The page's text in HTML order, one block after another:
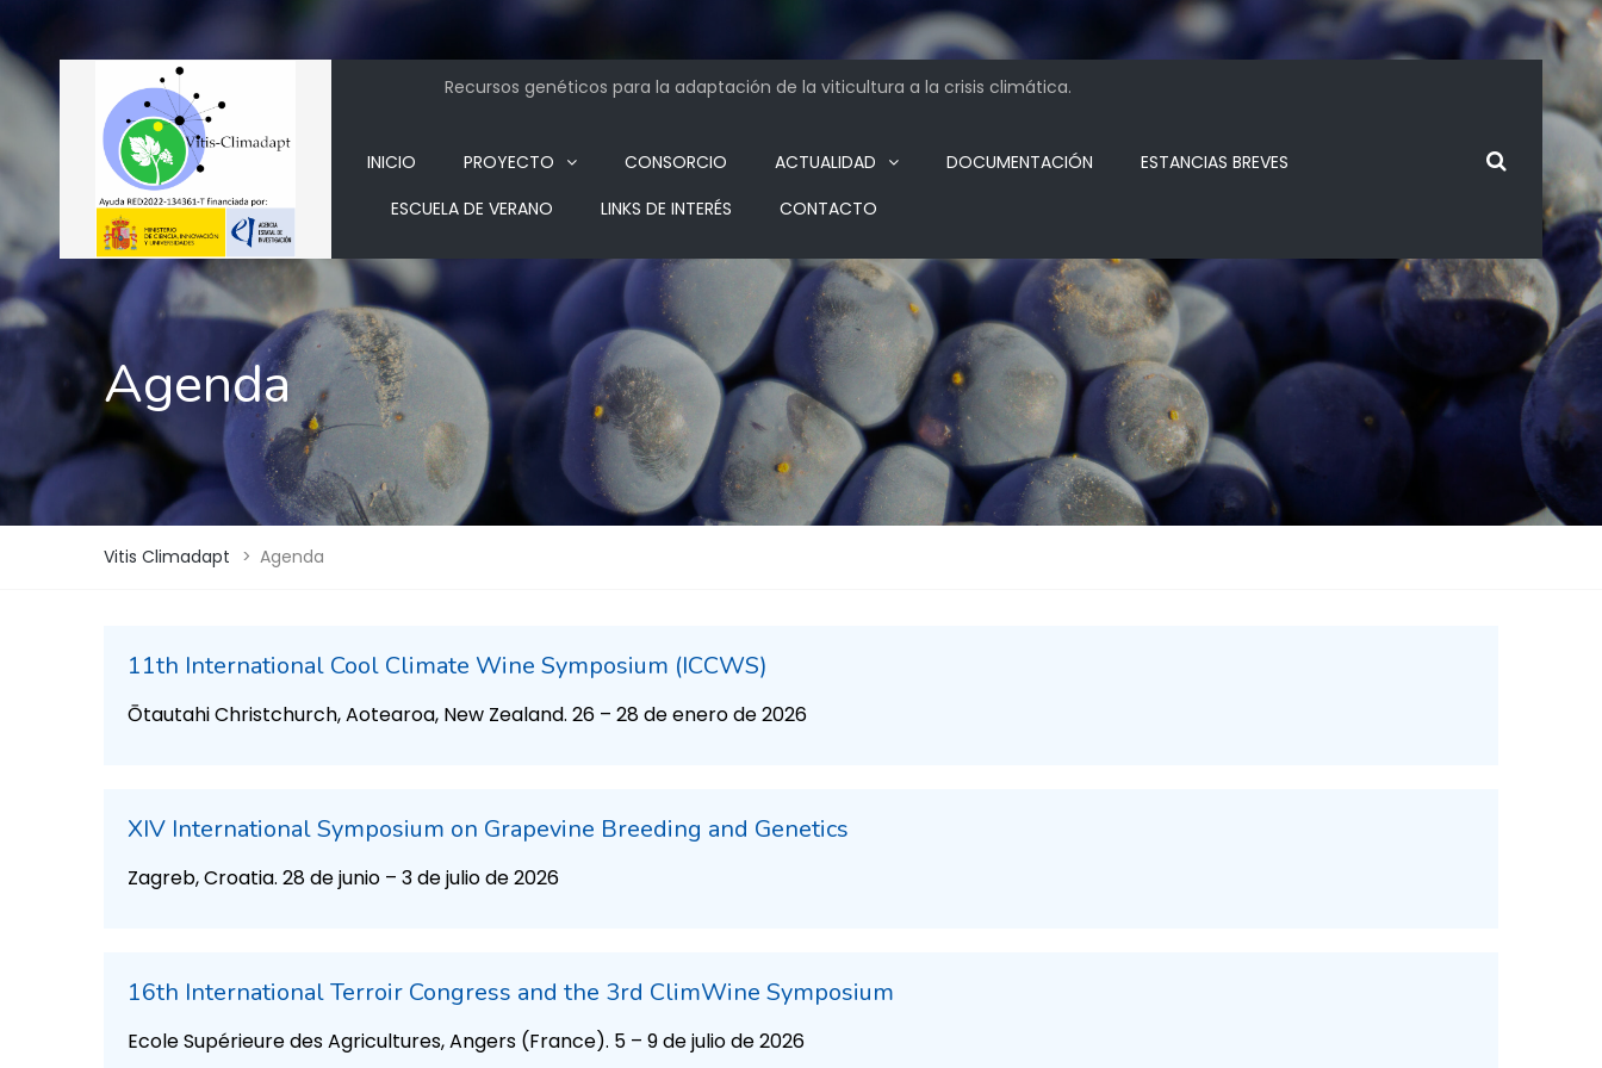
Recursos genéticos para la adaptación de la viticultura a la crisis climática.
INICIO PROYECTO CONSORCIO ACTUALIDAD DOCUMENTACIÓN
ESTANCIAS BREVES
ESCUELA DE VERANO
LINKS DE INTERÉS CONTACTO
Agenda
Vitis Climadapt > Agenda
11th International Cool Climate Wine Symposium (ICCWS)
Ōtautahi Christchurch, Aotearoa, New Zealand. 26 – 28 de enero de 2026
XIV International Symposium on Grapevine Breeding and Genetics
Zagreb, Croatia. 28 de junio – 3 de julio de 2026
16th International Terroir Congress and the 3rd ClimWine Symposium
Ecole Supérieure des Agricultures, Angers (France). 5 – 9 de julio de 2026